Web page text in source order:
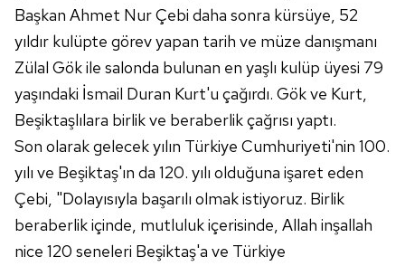
Başkan Ahmet Nur Çebi daha sonra kürsüye, 52
yıldır kulüpte görev yapan tarih ve müze danışmanı
Zülal Gök ile salonda bulunan en yaşlı kulüp üyesi 79
yaşındaki İsmail Duran Kurt'u çağırdı. Gök ve Kurt,
Beşiktaşlılara birlik ve beraberlik çağrısı yaptı.
Son olarak gelecek yılın Türkiye Cumhuriyeti'nin 100.
yılı ve Beşiktaş'ın da 120. yılı olduğuna işaret eden
Çebi, "Dolayısıyla başarılı olmak istiyoruz. Birlik
beraberlik içinde, mutluluk içerisinde, Allah inşallah
nice 120 seneleri Beşiktaş'a ve Türkiye